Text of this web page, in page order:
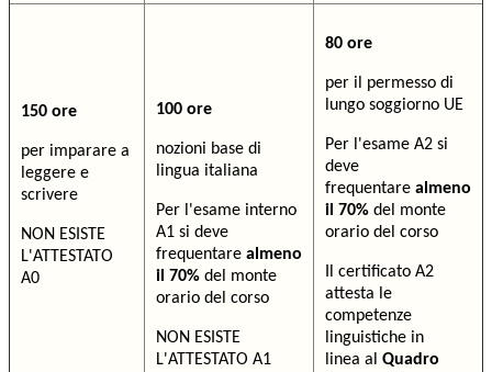
150 ore
per imparare a
leggere e
scrivere
NON ESISTE
L'ATTESTATO
A0
100 ore
nozioni base di
lingua italiana
Per l'esame interno
A1 si deve
frequentare almeno
il 70% del monte
orario del corso
NON ESISTE
L'ATTESTATO A1
80 ore
per il permesso di
lungo soggiorno UE
Per l'esame A2 si
deve
frequentare almeno
il 70% del monte
orario del corso
Il certificato A2
attesta le
competenze
linguistiche in
linea al Quadro